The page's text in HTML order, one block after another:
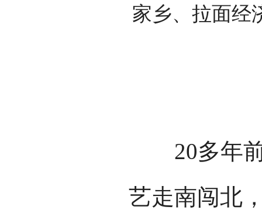
家乡、拉面经
20多年前
艺走南闯北